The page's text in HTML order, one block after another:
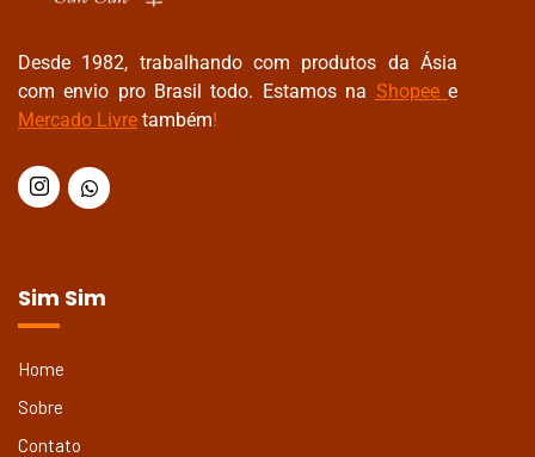
Desde 1982, trabalhando com produtos da Ásia
com envio pro Brasil todo. Estamos na Shopee e
Mercado Livre também!
Sim Sim
Home
Sobre
Contato